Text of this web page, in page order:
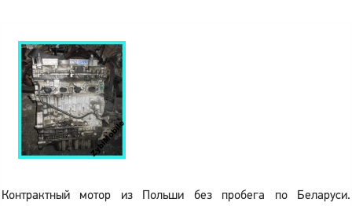
Контрактный мотор из Польши без пробега по Беларуси.